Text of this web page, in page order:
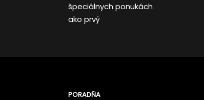
špeciálnych ponukách
ako prvý
PORADŇA